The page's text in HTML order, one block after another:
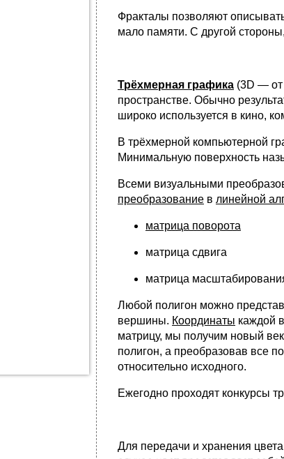
Фракталы позволяют
мало памяти. С другой
Трёхмерная графика (3D — от
пространстве. Обычно
широко используется в кино,
В трёхмерной компьютерной
Минимальную поверхность
Всеми визуальными
преобразование в линейной
матрица поворота
матрица сдвига
матрица
Любой полигон можно
вершины. Координаты каждой
матрицу, мы получим новый
полигон, а преобразовав все
относительно исходного.
Ежегодно проходят конкурсы
Для передачи и хранения